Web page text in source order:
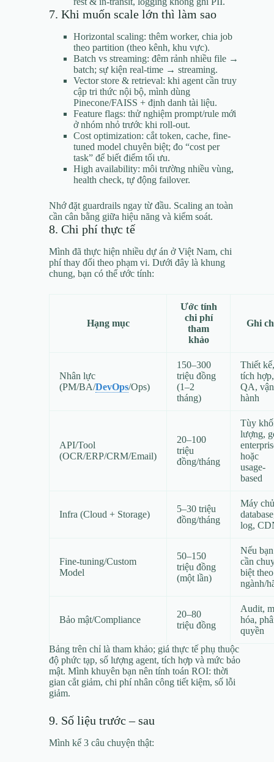
7. Khi muốn scale lớn thì làm sao
Horizontal scaling: thêm worker, chia job
theo partition (theo kênh, khu vực).
Batch vs streaming: đêm rảnh nhiều file →
batch; sự kiện real-time → streaming.
Vector store & retrieval: khi agent cần truy
cập tri thức nội bộ, mình dùng
Pinecone/FAISS + định danh tài liệu.
Feature flags: thử nghiệm prompt/rule mới
ở nhóm nhỏ trước khi roll-out.
Cost optimization: cắt token, cache, fine-
tuned model chuyên biệt; đo “cost per
task” để biết điểm tối ưu.
High availability: môi trường nhiều vùng,
health check, tự động failover.
Nhớ đặt guardrails ngay từ đầu. Scaling an toàn
cần cân bằng giữa hiệu năng và kiểm soát.
8. Chi phí thực tế
Mình đã thực hiện nhiều dự án ở Việt Nam, chi
phí thay đổi theo phạm vi. Dưới đây là khung
chung, bạn có thể ước tính:
Hạng mục
Ước tính
chi phí
tham
khảo
Ghi
Nhân lực
(PM/BA/DevOps/Ops)
150–300
triệu đồng
(1–2
tháng)
Thiết kế,
tích hợp,
QA, vận
hành
API/Tool
(OCR/ERP/CRM/Email)
20–100
triệu
đồng/tháng
Tùy
lượng,
hoặc
usage-
based
Infra (Cloud + Storage)
5–30 triệu
đồng/tháng
Máy
log,
Fine-tuning/Custom
Model
50–150
triệu đồng
(một lần)
Nếu bạn
cần
biệt theo
ngành/
Bảo mật/Compliance
20–80
triệu đồng
Audit,
hóa,
quyền
Bảng trên chỉ là tham khảo; giá thực tế phụ thuộc
độ phức tạp, số lượng agent, tích hợp và mức bảo
mật. Mình khuyên bạn nên tính toán ROI: thời
gian cắt giảm, chi phí nhân công tiết kiệm, số lỗi
giảm.
9. Số liệu trước – sau
Mình kể 3 câu chuyện thật: